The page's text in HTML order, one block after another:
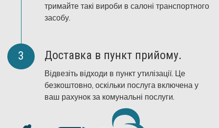
тримайте такі вироби в салоні транспортного
засобу.
Доставка в пункт прийому.
Відвезіть відходи в пункт утилізації. Це
безкоштовно, оскільки послуга включена у
ваш рахунок за комунальні послуги.